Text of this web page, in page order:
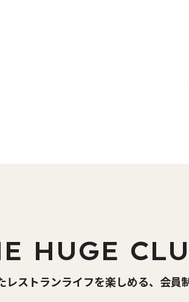
HUGE
レストランライフを楽しめる、会員